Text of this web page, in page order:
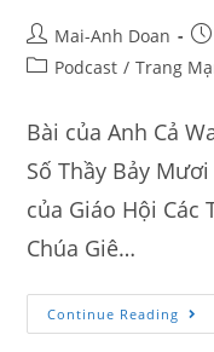
Mai-Anh Doan
Podcast / Trang
Bài của Anh Cả
Số Thầy Bảy
của Giáo Hội Các
Chúa Giê…
Continue Reading